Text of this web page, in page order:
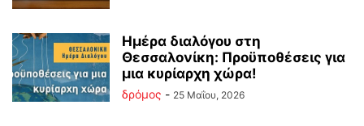
Ημέρα διαλόγου στη
Θεσσαλονίκη: Προϋποθέσεις για
μια κυρίαρχη χώρα!
δρόμος - 25 Μαΐου, 2026